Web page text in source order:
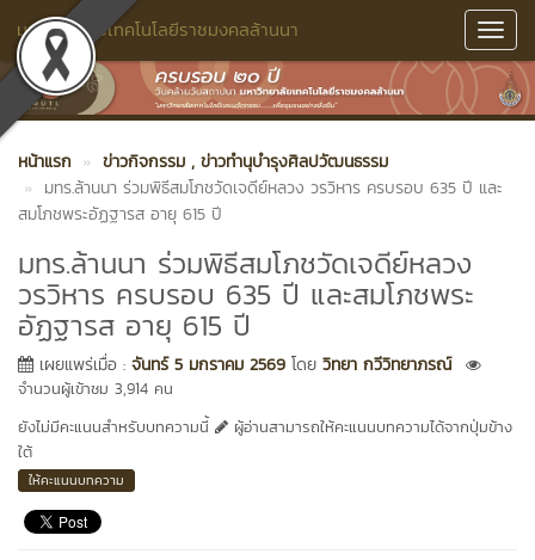
มหาวิทยาลัยเทคโนโลยีราชมงคลล้านนา
หน้าแรก ข่าวกิจกรรม , ข่าวทำนุบำรุงศิลปวัฒนธรรม
มทร.ล้านนา ร่วมพิธีสมโภชวัดเจดีย์หลวง วรวิหาร ครบรอบ 635 ปี และ
สมโภชพระอัฏฐารส อายุ 615 ปี
มทร.ล้านนา ร่วมพิธีสมโภชวัดเจดีย์หลวง
วรวิหาร ครบรอบ 635 ปี และสมโภชพระ
อัฏฐารส อายุ 615 ปี
เผยแพร่เมื่อ : จันทร์ 5 มกราคม 2569 โดย วิทยา กวีวิทยาภรณ์
จำนวนผู้เข้าชม 3,914 คน
ยังไม่มีคะแนนสำหรับบทความนี้
ผู้อ่านสามารถให้คะแนนบทความได้จากปุ่มข้าง
ใต้
ให้คะแนนบทความ